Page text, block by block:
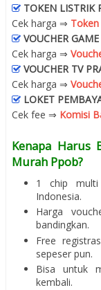
TOKEN LISTRIK
Cek harga ⇒
VOUCHER
Cek harga ⇒
VOUCHER TV
Cek harga ⇒
LOKET
Cek fee ⇒ Komisi
Kenapa Harus
Murah Ppob?
1 chip multi
Indonesia.
Harga
bandingkan.
Free
sepeser pun.
Bisa untuk
kembali.